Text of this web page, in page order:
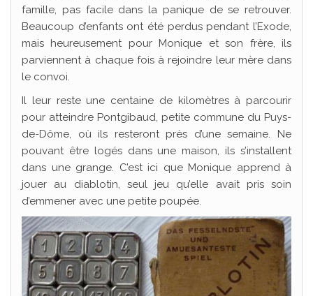
famille, pas facile dans la panique de se retrouver.
Beaucoup d’enfants ont été perdus pendant l’Exode,
mais heureusement pour Monique et son frère, ils
parviennent à chaque fois à rejoindre leur mère dans
le convoi.
Il leur reste une centaine de kilomètres à parcourir
pour atteindre Pontgibaud, petite commune du Puys-
de-Dôme, où ils resteront près d’une semaine. Ne
pouvant être logés dans une maison, ils s’installent
dans une grange. C’est ici que Monique apprend à
jouer au diablotin, seul jeu qu’elle avait pris soin
d’emmener avec une petite poupée.